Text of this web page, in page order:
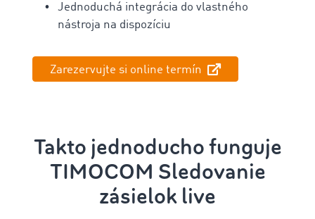
Jednoduchá integrácia do vlastného
nástroja na dispozíciu
Zarezervujte si online termín
Takto jednoducho funguje
TIMOCOM Sledovanie
zásielok live